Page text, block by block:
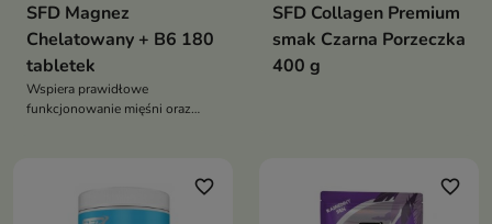
SFD Magnez
Chelatowany + B6 180
tabletek
Wspiera prawidłowe
funkcjonowanie mięśni oraz
SFD Collagen Premium
smak Czarna Porzeczka
400 g
favorite_border favorite_border